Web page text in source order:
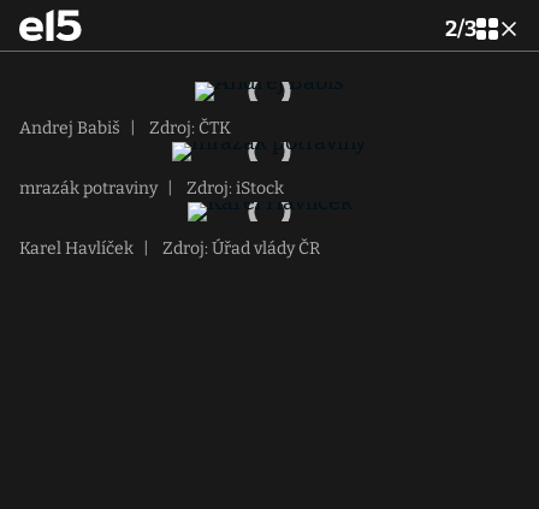
2/3
Andrej Babiš Zdroj: ČTK
mrazák potraviny Zdroj: iStock
Karel Havlíček Zdroj: Úřad vlády ČR